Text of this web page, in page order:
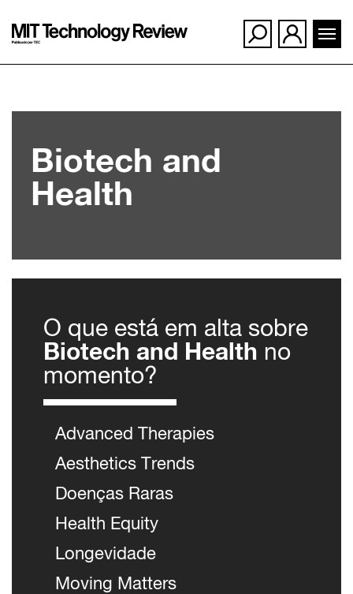
conteúdoBiotech and
Health
O que está em alta sobre
Biotech and Health no
momento?
Advanced Therapies
Aesthetics Trends
Doenças Raras
Health Equity
Longevidade
Moving Matters